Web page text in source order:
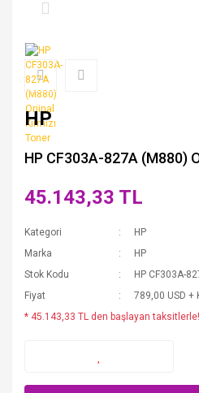
HP
HP CF303A-827A (M880)
45.143,33 TL
Kategori
HP
Marka
HP
Stok Kodu
HP CF303A-
Fiyat
789,00 USD +
* 45.143,33 TL den başlayan taksitlerle!